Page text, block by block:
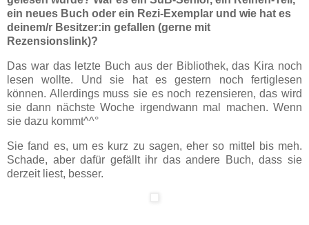
ein neues Buch oder ein Rezi-Exemplar und wie hat es
deinem/r Besitzer:in gefallen (gerne mit
Rezensionslink)?
Das war das letzte Buch aus der Bibliothek, das Kira noch
lesen wollte. Und sie hat es gestern noch fertiglesen
können. Allerdings muss sie es noch rezensieren, das wird
sie dann nächste Woche irgendwann mal machen. Wenn
sie dazu kommt^^°
Sie fand es, um es kurz zu sagen, eher so mittel bis meh.
Schade, aber dafür gefällt ihr das andere Buch, dass sie
derzeit liest, besser.